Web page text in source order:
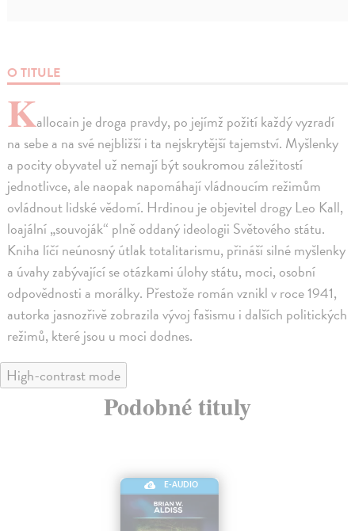
O TITULE
Kallocain je droga pravdy, po jejímž požití každý vyzradí
na sebe a na své nejbližší i ta nejskrytější tajemství. Myšlenky
a pocity obyvatel už nemají být soukromou záležitostí
jednotlivce, ale naopak napomáhají vládnoucím režimům
ovládnout lidské vědomí. Hrdinou je objevitel drogy Leo Kall,
loajální „souvoják“ plně oddaný ideologii Světového státu.
Kniha líčí neúnosný útlak totalitarismu, přináší silné myšlenky
a úvahy zabývající se otázkami úlohy státu, moci, osobní
odpovědnosti a morálky. Přestože román vznikl v roce 1941,
autorka jasnozřivě zobrazila vývoj fašismu i dalších politických
režimů, které jsou u moci dodnes.
High-contrast mode
Podobné tituly
E-AUDIO